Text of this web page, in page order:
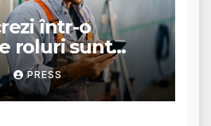
într-o
roluri sunt
și ce presupun
PRESS